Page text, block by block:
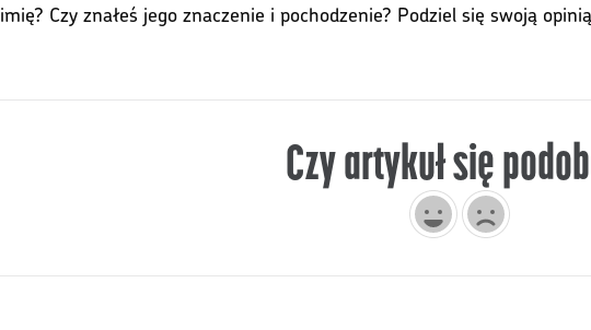
imię? Czy znałeś jego znaczenie i pochodzenie? Podziel się swoją
Czy artykuł się